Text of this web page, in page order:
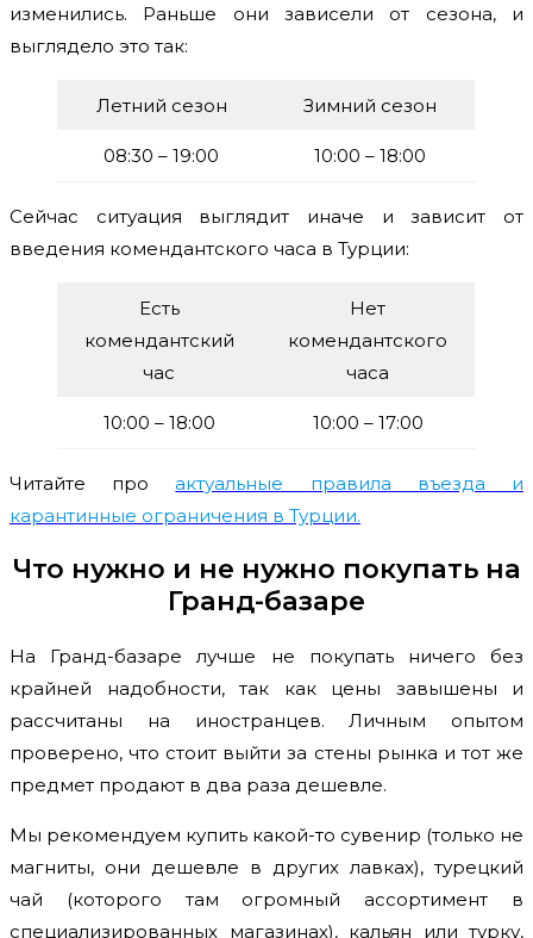
изменились. Раньше они зависели от сезона, и
выглядело это так:
Летний сезон Зимний сезон
08:30 – 19:00 10:00 – 18:00
Сейчас ситуация выглядит иначе и зависит от
введения комендантского часа в Турции:
Есть
комендантский
час
Нет
комендантского
часа
10:00 – 18:00 10:00 – 17:00
Читайте проактуальные правила въезда и
карантинные ограничения в Турции.
Что нужно и не нужно покупать на
Гранд-базаре
На Гранд-базаре лучше не покупать ничего без
крайней надобности, так как цены завышены и
рассчитаны на иностранцев. Личным опытом
проверено, что стоит выйти за стены рынка и тот же
предмет продают в два раза дешевле.
Мы рекомендуем купить какой-то сувенир (только не
магниты, они дешевле в других лавках), турецкий
чай (которого там огромный ассортимент в
специализированных магазинах), кальян или турку,